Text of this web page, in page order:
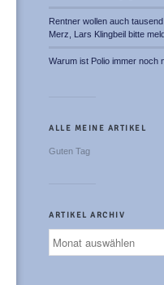
Rentner wollen auch
Merz, Lars Klingbeil bitte
Warum ist Polio immer noch
ALLE MEINE ARTIKEL
Guten Tag
ARTIKEL ARCHIV
Artikel
Archiv